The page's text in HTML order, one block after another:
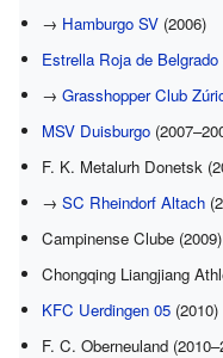
→ Hamburgo SV (2006)
Estrella Roja de Belgrado
→Grasshopper Club
MSV Duisburgo
F. K. Metalurh Donetsk
→SC Rheindorf Altach
Campinense Clube (2009)
Chongqing Liangjiang
KFC Uerdingen 05 (2010)
F. C. Oberneuland